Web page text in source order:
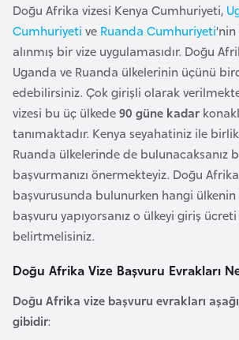
Doğu Afrika vizesi Kenya Cumhuriyeti,
Cumhuriyeti ve Ruanda Cumhuriyeti
alınmış bir vize uygulamasıdır. Doğu
Uganda ve Ruanda ülkelerinin üçünü
edebilirsiniz. Çok girişli olarak
vizesi bu üç ülkede90 güne kadar
tanımaktadır. Kenya seyahatiniz ile
Ruanda ülkelerinde de bulunacaksanız
başvurmanızı önermekteyiz. Doğu
başvurusunda bulunurken hangi
başvuru yapıyorsanız o ülkeyi giriş
belirtmelisiniz.
Doğu Afrika Vize Başvuru Evrakları
Doğu Afrika vize başvuru evrakları
gibidir:
D
a
n
i
m
a
r
k
a
D
m
k
r